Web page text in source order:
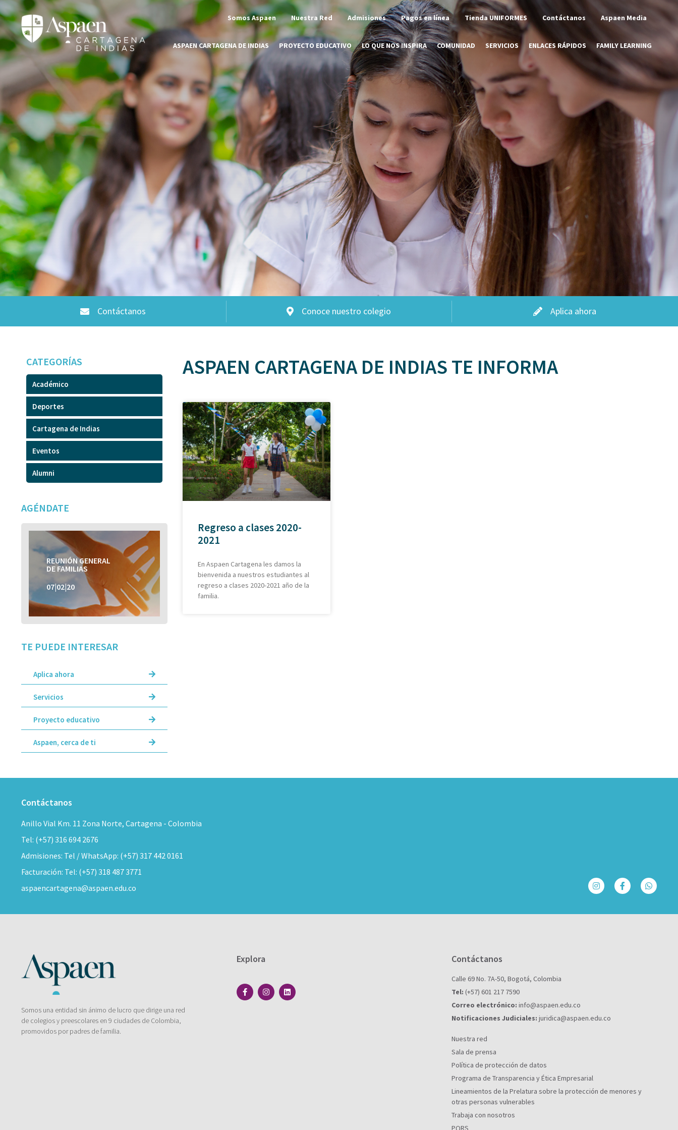
Somos Aspaen Nuestra Red Admisiones Pagos en línea Tienda UNIFORMES Contáctanos Aspaen Media
ASPAEN CARTAGENA DE INDIAS PROYECTO EDUCATIVO LO QUE NOS INSPIRA COMUNIDAD SERVICIOS ENLACES RÁPIDOS FAMILY LEARNING
Contáctanos Conoce nuestro colegio Aplica ahora
CATEGORÍAS
Académico
Deportes
Cartagena de Indias
Eventos
Alumni
AGÉNDATE
REUNIÓN GENERAL
DE FAMILIAS
07|02|20
REUNIÓN GENERAL
DE FAMILIAS
07|02|20
TE PUEDE INTERESAR
Aplica ahora
Servicios
Proyecto educativo
Aspaen, cerca de ti
ASPAEN CARTAGENA DE INDIAS TE INFORMA
Regreso a clases 2020-
2021
En Aspaen Cartagena les damos la
bienvenida a nuestros estudiantes al
regreso a clases 2020-2021 año de la
familia.
Contáctanos
Anillo Vial Km. 11 Zona Norte, Cartagena - Colombia
Tel: (+57) 316 694 2676
Admisiones: Tel / WhatsApp: (+57) 317 442 0161
Facturación: Tel: (+57) 318 487 3771
aspaencartagena@aspaen.edu.co
Somos una entidad sin ánimo de lucro que dirige una red
de colegios y preescolares en 9 ciudades de Colombia,
promovidos por padres de familia.
Explora Contáctanos
Calle 69 No. 7A-50, Bogotá, Colombia
Tel: (+57) 601 217 7590
Correo electrónico: info@aspaen.edu.co
Notificaciones Judiciales: juridica@aspaen.edu.co
Nuestra red
Sala de prensa
Política de protección de datos
Programa de Transparencia y Ética Empresarial
Lineamientos de la Prelatura sobre la protección de menores y
otras personas vulnerables
Trabaja con nosotros
PQRS